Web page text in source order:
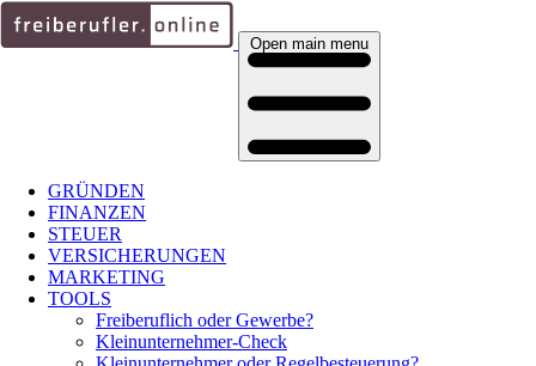
Open main menu
GRÜNDEN
FINANZEN
STEUER
VERSICHERUNGEN
MARKETING
TOOLS
Freiberuflich oder Gewerbe?
Kleinunternehmer-Check